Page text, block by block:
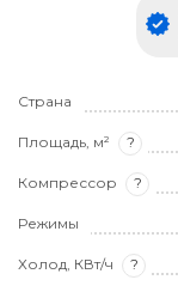
Страна
Площадь, м² ?
Компрессор ?
Режимы
Холод, КВт/ч ?